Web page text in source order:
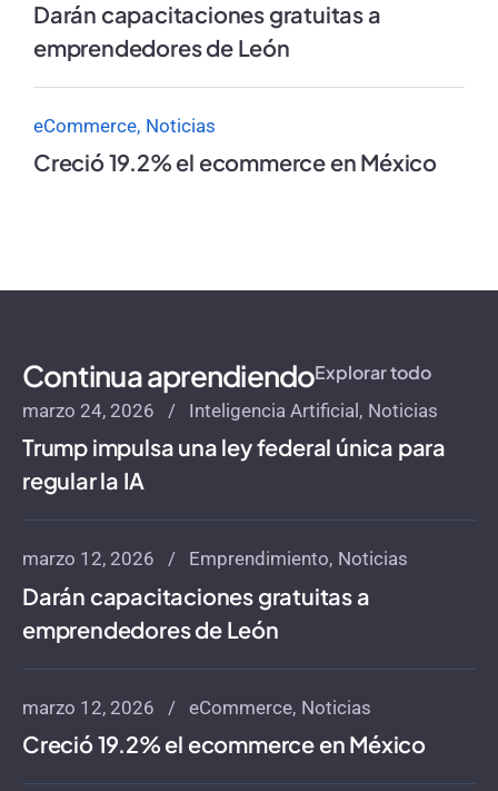
Darán capacitaciones gratuitas a
emprendedores de León
eCommerce Noticias
Creció 19.2% el ecommerce en México
Continua aprendiendoExplorar todo
marzo 24, 2026 Inteligencia Artificial Noticias
Trump impulsa una ley federal única para
regular la IA
marzo 12, 2026 Emprendimiento Noticias
Darán capacitaciones gratuitas a
emprendedores de León
marzo 12, 2026 eCommerce Noticias
Creció 19.2% el ecommerce en México